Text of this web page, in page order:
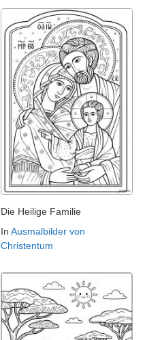
Die Heilige Familie
In Ausmalbilder von
Christentum